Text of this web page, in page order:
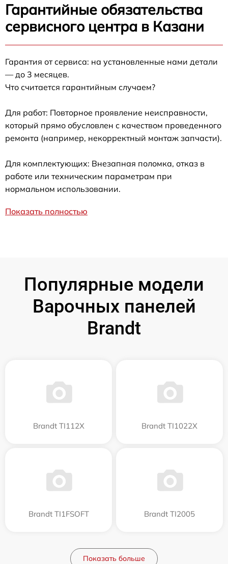
Гарантийные обязательства
сервисного центра в Казани
Гарантия от сервиса: на установленные нами детали
— до 3 месяцев.
Что считается гарантийным случаем?
Для работ: Повторное проявление неисправности,
который прямо обусловлен с качеством проведенного
ремонта (например, некорректный монтаж запчасти).
Для комплектующих: Внезапная поломка, отказ в
работе или техническим параметрам при
нормальном использовании.
Показать полностью
Популярные модели
Варочных панелей
Brandt
Brandt TI112X Brandt TI1022X
Brandt TI1FSOFT Brandt TI2005
Показать больше